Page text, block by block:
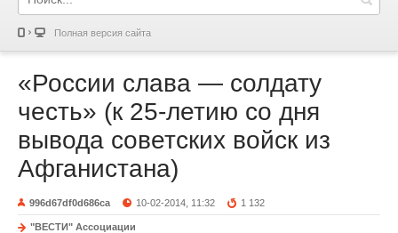
Полная версия сайта
«России слава — солдату
честь» (к 25-летию со дня
вывода советских войск из
Афганистана)
996d67df0d686ca 10-02-2014, 11:32 1 132
"ВЕСТИ" Ассоциации